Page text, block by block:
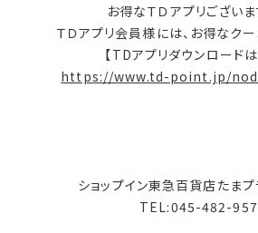
お得なＴＤアプリございます
ＴＤアプリ会員様には、お得なク
【TDアプリダウンロードは
https://www.td-point.jp/
ショップイン東急百貨店たま
TEL:045-482-